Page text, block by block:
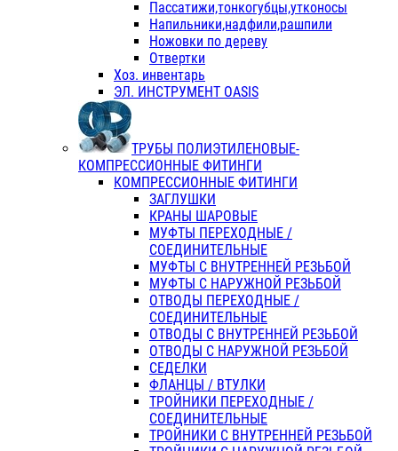
Пассатижи,тонкогубцы,утконосы
Напильники,надфили,рашпили
Ножовки по дереву
Отвертки
Хоз. инвентарь
ЭЛ. ИНСТРУМЕНТ OASIS
ТРУБЫ ПОЛИЭТИЛЕНОВЫЕ-
КОМПРЕССИОННЫЕ ФИТИНГИ
КОМПРЕССИОННЫЕ ФИТИНГИ
ЗАГЛУШКИ
КРАНЫ ШАРОВЫЕ
МУФТЫ ПЕРЕХОДНЫЕ /
СОЕДИНИТЕЛЬНЫЕ
МУФТЫ С ВНУТРЕННЕЙ РЕЗЬБОЙ
МУФТЫ С НАРУЖНОЙ РЕЗЬБОЙ
ОТВОДЫ ПЕРЕХОДНЫЕ /
СОЕДИНИТЕЛЬНЫЕ
ОТВОДЫ С ВНУТРЕННЕЙ РЕЗЬБОЙ
ОТВОДЫ С НАРУЖНОЙ РЕЗЬБОЙ
СЕДЕЛКИ
ФЛАНЦЫ / ВТУЛКИ
ТРОЙНИКИ ПЕРЕХОДНЫЕ /
СОЕДИНИТЕЛЬНЫЕ
ТРОЙНИКИ С ВНУТРЕННЕЙ РЕЗЬБОЙ